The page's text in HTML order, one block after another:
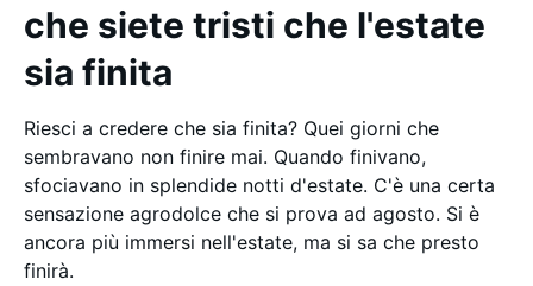
che siete tristi che l'estate
sia finita
Riesci a credere che sia finita? Quei giorni che
sembravano non finire mai. Quando finivano,
sfociavano in splendide notti d'estate. C'è una certa
sensazione agrodolce che si prova ad agosto. Si è
ancora più immersi nell'estate, ma si sa che presto
finirà.